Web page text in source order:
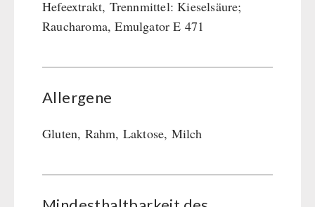
Hefeextrakt, Trennmittel: Kieselsäure;
Raucharoma, Emulgator E 471
Allergene
Gluten, Rahm, Laktose, Milch